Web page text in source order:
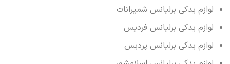
لوازم یدکی برلیانس شمیرانات
لوازم یدکی برلیانس فردیس
لوازم یدکی برلیانس پردیس